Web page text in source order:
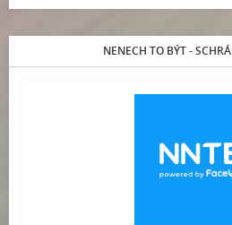
NENECH TO BÝT -